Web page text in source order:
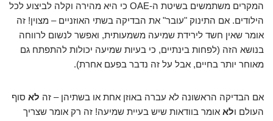
המקרים משתמשים בשיטת ה-OAE כי היא מהירה וקלה לביצוע לכל
הילודים. אם התינוק "עובר" את הבדיקה בשתי האוזניים – מצוין! זה
אומר שאין חשד לירידת שמיעה משמעותית, ואפשר לנשום לרווחה
בנושא הזה (לפחות בינתיים, כי בעיות שמיעה יכולות להתפתח גם
מאוחר יותר בחיים, אבל על זה נדבר בפעם אחרת).
אם הבדיקה הראשונה לא עברה באוזן אחת או בשתיהן – זה לא סוף
העולם ולא אומר בוודאות שיש בעיית שמיעה! זה רק אומר שצריך